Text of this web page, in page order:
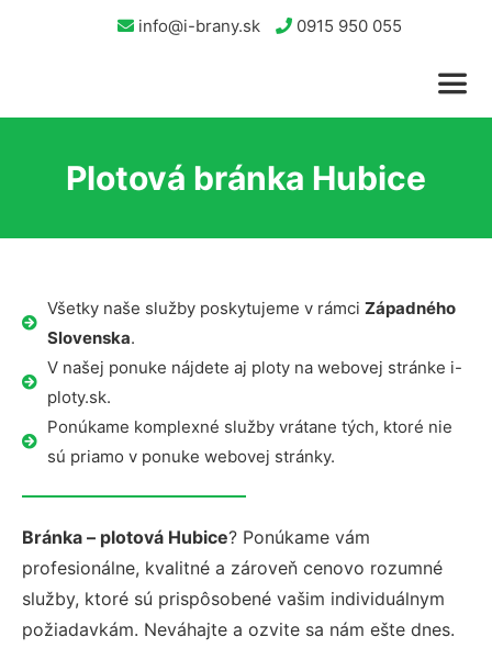
info@i-brany.sk 0915 950 055
Plotová bránka Hubice
Všetky naše služby poskytujeme v rámci Západného
Slovenska.
V našej ponuke nájdete aj ploty na webovej stránke i-
ploty.sk.
Ponúkame komplexné služby vrátane tých, ktoré nie
sú priamo v ponuke webovej stránky.
Bránka – plotová Hubice? Ponúkame vám
profesionálne, kvalitné a zároveň cenovo rozumné
služby, ktoré sú prispôsobené vašim individuálnym
požiadavkám. Neváhajte a ozvite sa nám ešte dnes.